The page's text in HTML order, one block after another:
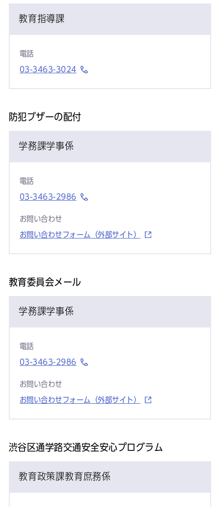
教育指導課
電話
03-3463-3024
防犯ブザーの配付
学務課学事係
電話
03-3463-2986
お問い合わせ
お問い合わせフォーム（外部サイト）
教育委員会メール
学務課学事係
電話
03-3463-2986
お問い合わせ
お問い合わせフォーム（外部サイト）
渋谷区通学路交通安全安心プログラム
教育政策課教育庶務係